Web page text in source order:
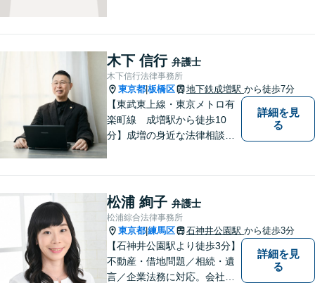
納得のいく解決を目指して、
全力を尽くします。【法テラ
ス利用可能】
木下 信行 弁護士
木下信行法律事務所
東京都 板橋区 地下鉄成増駅 から徒歩7分
【東武東上線・東京メトロ有
楽町線 成増駅から徒歩10
分】成増の身近な法律相談所
詳細を見
る
松浦 絢子 弁護士
松浦綜合法律事務所
東京都 練馬区 石神井公園駅 から徒歩3分
【石神井公園駅より徒歩3分】
不動産・借地問題／相続・遺
言／企業法務に対応。会社員
詳細を見
る